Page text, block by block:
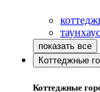
Коттеджные
Коттеджные